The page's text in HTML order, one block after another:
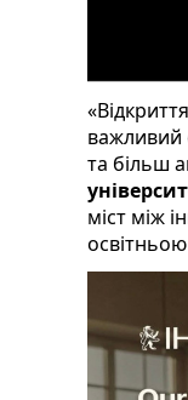
важливий
та більш
міст між